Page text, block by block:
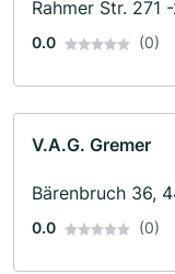
Rahmer Str. 271
0.0 (0)
V.A.G. Gremer
Bärenbruch 36,
0.0 (0)